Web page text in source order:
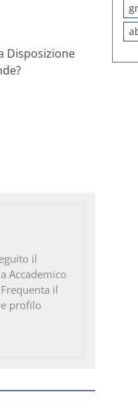
Disposizione
il
Accademico
il
profilo